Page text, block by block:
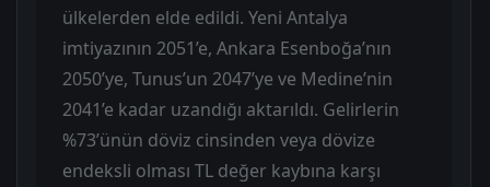
ülkelerden elde edildi. Yeni Antalya
imtiyazının 2051’e, Ankara Esenboğa’nın
2050’ye, Tunus’un 2047’ye ve Medine’nin
2041’e kadar uzandığı aktarıldı. Gelirlerin
%73’ünün döviz cinsinden veya dövize
endeksli olması TL değer kaybına karşı